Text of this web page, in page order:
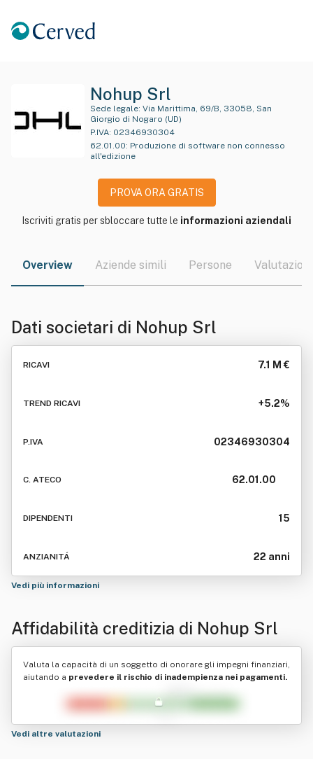
Nohup Srl
Sede legale:
Giorgio di Nogaro (UD)
P.IVA: 02346930304
62.01.00: Produzione di software non connesso
all'edizione
PROVA ORA GRATIS
Iscriviti gratis per sbloccare tutte le informazioni aziendali
Overview Aziende simili Persone Valutazioni
Dati societari di Nohup Srl
RICAVI 7.1 M €
TREND RICAVI +5.2%
P.IVA 02346930304
C. ATECO 62.01.00
DIPENDENTI 15
ANZIANITÁ 22 anni
Vedi più informazioni
Affidabilità creditizia di Nohup Srl
Valuta la capacità di un soggetto di onorare gli impegni finanziari,
aiutando a prevedere il rischio di inadempienza nei pagamenti.
Vedi altre valutazioni